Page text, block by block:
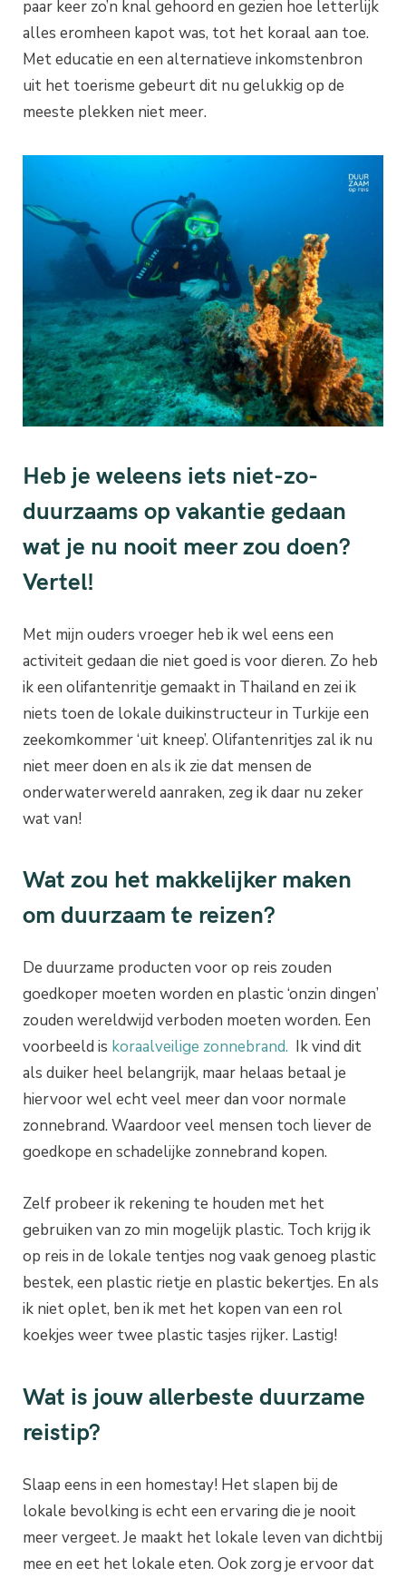
paar keer zo’n knal gehoord en gezien hoe letterlijk
alles eromheen kapot was, tot het koraal aan toe.
Met educatie en een alternatieve inkomstenbron
uit het toerisme gebeurt dit nu gelukkig op de
meeste plekken niet meer.
Heb je weleens iets niet-zo-
duurzaams op vakantie gedaan
wat je nu nooit meer zou doen?
Vertel!
Met mijn ouders vroeger heb ik wel eens een
activiteit gedaan die niet goed is voor dieren. Zo heb
ik een olifantenritje gemaakt in Thailand en zei ik
niets toen de lokale duikinstructeur in Turkije een
zeekomkommer ‘uit kneep’. Olifantenritjes zal ik nu
niet meer doen en als ik zie dat mensen de
onderwaterwereld aanraken, zeg ik daar nu zeker
wat van!
Wat zou het makkelijker maken
om duurzaam te reizen?
De duurzame producten voor op reis zouden
goedkoper moeten worden en plastic ‘onzin dingen’
zouden wereldwijd verboden moeten worden. Een
voorbeeld is koraalveilige zonnebrand. Ik vind dit
als duiker heel belangrijk, maar helaas betaal je
hiervoor wel echt veel meer dan voor normale
zonnebrand. Waardoor veel mensen toch liever de
goedkope en schadelijke zonnebrand kopen.
Zelf probeer ik rekening te houden met het
gebruiken van zo min mogelijk plastic. Toch krijg ik
op reis in de lokale tentjes nog vaak genoeg plastic
bestek, een plastic rietje en plastic bekertjes. En als
ik niet oplet, ben ik met het kopen van een rol
koekjes weer twee plastic tasjes rijker. Lastig!
Wat is jouw allerbeste duurzame
reistip?
Slaap eens in een homestay! Het slapen bij de
lokale bevolking is echt een ervaring die je nooit
meer vergeet. Je maakt het lokale leven van dichtbij
mee en eet het lokale eten. Ook zorg je ervoor dat